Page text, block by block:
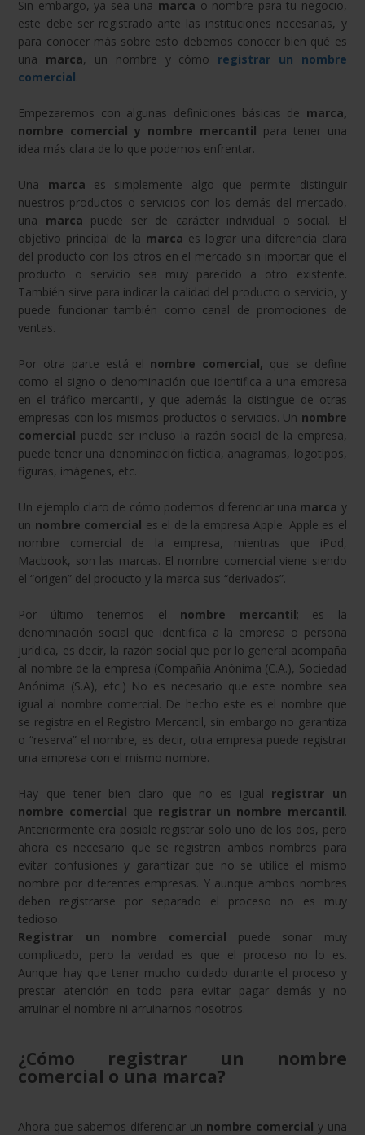
Sin embargo, ya sea una marca o nombre para tu negocio,
este debe ser registrado ante las instituciones necesarias, y
para conocer más sobre esto debemos conocer bien qué es
una marca, un nombre y cómo
registrar un nombre
comercial.
Empezaremos con algunas definiciones básicas de marca,
nombre comercial y nombre mercantil para tener una
idea más clara de lo que podemos enfrentar.
Una marca es simplemente algo que permite distinguir
nuestros productos o servicios con los demás del mercado,
una marca puede ser de carácter individual o social. El
objetivo principal de la marca es lograr una diferencia clara
del producto con los otros en el mercado sin importar que el
producto o servicio sea muy parecido a otro existente.
También sirve para indicar la calidad del producto o servicio, y
puede funcionar también como canal de promociones de
ventas.
Por otra parte está el nombre comercial, que se define
como el signo o denominación que identifica a una empresa
en el tráfico mercantil, y que además la distingue de otras
empresas con los mismos productos o servicios. Un nombre
comercial puede ser incluso la razón social de la empresa,
puede tener una denominación ficticia, anagramas, logotipos,
figuras, imágenes, etc.
Un ejemplo claro de cómo podemos diferenciar una marca y
un nombre comercial es el de la empresa Apple. Apple es el
nombre comercial de la empresa, mientras que iPod,
Macbook, son las marcas. El nombre comercial viene siendo
el “origen” del producto y la marca sus “derivados”.
Por último tenemos el nombre mercantil; es la
denominación social que identifica a la empresa o persona
jurídica, es decir, la razón social que por lo general acompaña
al nombre de la empresa (Compañía Anónima (C.A.), Sociedad
Anónima (S.A), etc.) No es necesario que este nombre sea
igual al nombre comercial. De hecho este es el nombre que
se registra en el Registro Mercantil, sin embargo no garantiza
o “reserva” el nombre, es decir, otra empresa puede registrar
una empresa con el mismo nombre.
Hay que tener bien claro que no es igual registrar un
nombre comercial que registrar un nombre mercantil.
Anteriormente era posible registrar solo uno de los dos, pero
ahora es necesario que se registren ambos nombres para
evitar confusiones y garantizar que no se utilice el mismo
nombre por diferentes empresas. Y aunque ambos nombres
deben registrarse por separado el proceso no es muy
tedioso.
Registrar un nombre comercial puede sonar muy
complicado, pero la verdad es que el proceso no lo es.
Aunque hay que tener mucho cuidado durante el proceso y
prestar atención en todo para evitar pagar demás y no
arruinar el nombre ni arruinarnos nosotros.
¿Cómo registrar un nombre
comercial o una marca?
Ahora que sabemos diferenciar un nombre comercial y una